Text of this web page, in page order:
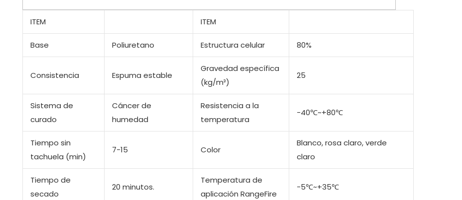
ITEM ITEM
Base Poliuretano Estructura celular 80%
Consistencia Espuma estable
Gravedad específica
(kg/m³)
25
Sistema de
curado
Cáncer de
humedad
Resistencia a la
temperatura
-40℃~+80℃
Tiempo sin
tachuela (min)
7-15 Color
Blanco, rosa claro, verde
claro
Tiempo de
secado
20 minutos.
Temperatura de
aplicación RangeFire
-5℃~+35℃